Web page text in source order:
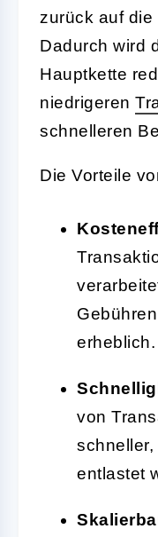
zurück auf die
Dadurch wird
Hauptkette
niedrigeren
schnelleren
Die Vorteile
erheblich.
von
entlastet